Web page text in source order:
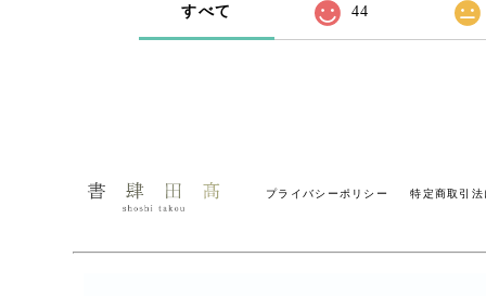
すべて 44
プライバシーポリシー 特定商取引法